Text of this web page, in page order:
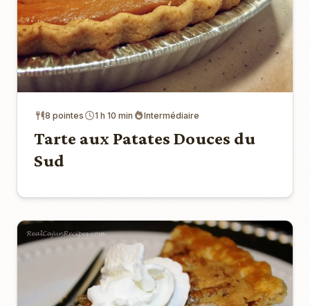
8 pointes 1 h 10 min Intermédiaire
Tarte aux Patates Douces du
Sud